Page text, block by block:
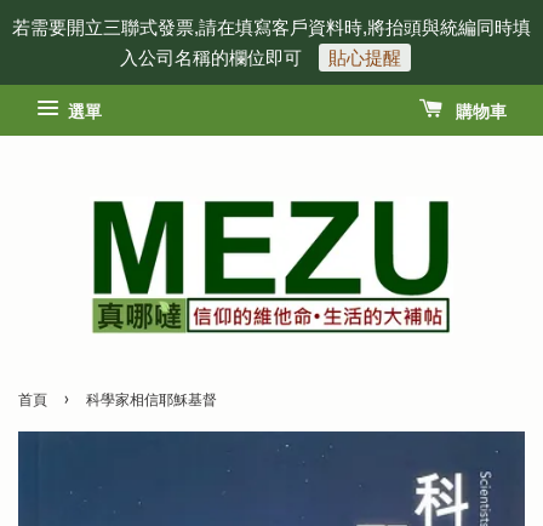
若需要開立三聯式發票,請在填寫客戶資料時,將抬頭與統編同時填
入公司名稱的欄位即可
貼心提醒
選單 購物車
首頁 › 科學家相信耶穌基督